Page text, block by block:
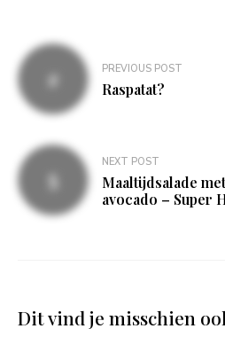
Bericht
navigatie
PREVIOUS POST
Raspatat?
NEXT POST
Maaltijdsalade
avocado – Super
Dit vind je misschien